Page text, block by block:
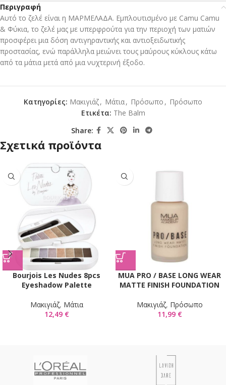
Περιγραφή
Αυτό το ζελέ είναι η ΜΑΡΜΕΛΑΔΑ. Εμπλουτισμένο με Camu Camu
& Φύκια, το ζελέ μας με υπερφρούτα για την περιοχή των ματιών
προσφέρει μια δόση αντιγηραντικής και αντιοξειδωτικής
προστασίας, ενώ παράλληλα μειώνει τους μαύρους κύκλους κάτω
από τα μάτια μετά από μια νυχτερινή έξοδο.
Κατηγορίες: Mακιγιάζ, Μάτια, Πρόσωπο , Πρόσωπο
Ετικέτα: The Balm
Share:
Σχετικά προϊόντα
Bourjois Les Nudes 8pcs
Eyeshadow Palette
Mακιγιάζ, Μάτια
12,49 €
MUA PRO / BASE LONG WEAR
MATTE FINISH FOUNDATION
Mακιγιάζ, Πρόσωπο
11,99 €